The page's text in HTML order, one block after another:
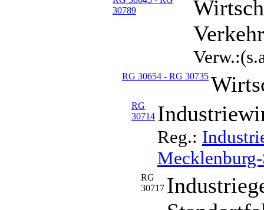
30789
RG 30654 - RG 30735
RG
30714
Reg.:
RG
30717